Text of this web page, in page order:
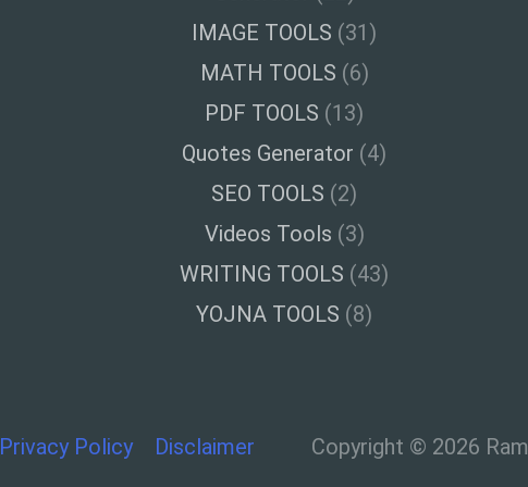
IMAGE TOOLS (31)
MATH TOOLS (6)
PDF TOOLS (13)
Quotes Generator (4)
SEO TOOLS (2)
Videos Tools (3)
WRITING TOOLS (43)
YOJNA TOOLS (8)
Privacy Policy Disclaimer Copyright © 2026